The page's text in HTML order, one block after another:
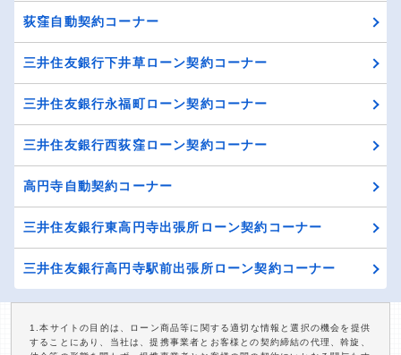
荻窪自動契約コーナー
三井住友銀行下井草ローン契約コーナー
三井住友銀行永福町ローン契約コーナー
三井住友銀行西荻窪ローン契約コーナー
高円寺自動契約コーナー
三井住友銀行東高円寺出張所ローン契約コーナー
三井住友銀行高円寺駅前出張所ローン契約コーナー
1.本サイトの目的は、ローン商品等に関する適切な情報と選択の機会を提供
することにあり、当社は、提携事業者とお客様との契約締結の代理、斡旋、